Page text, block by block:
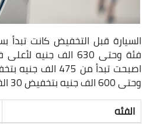
فئة وحتى 630 الف
وحتى 600 الف جنيه بتخفيض 30 الف جنيه مصري لأعلى فئة.
الفئه